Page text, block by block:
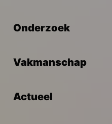
Onderzoek
Vakmanschap
Actueel